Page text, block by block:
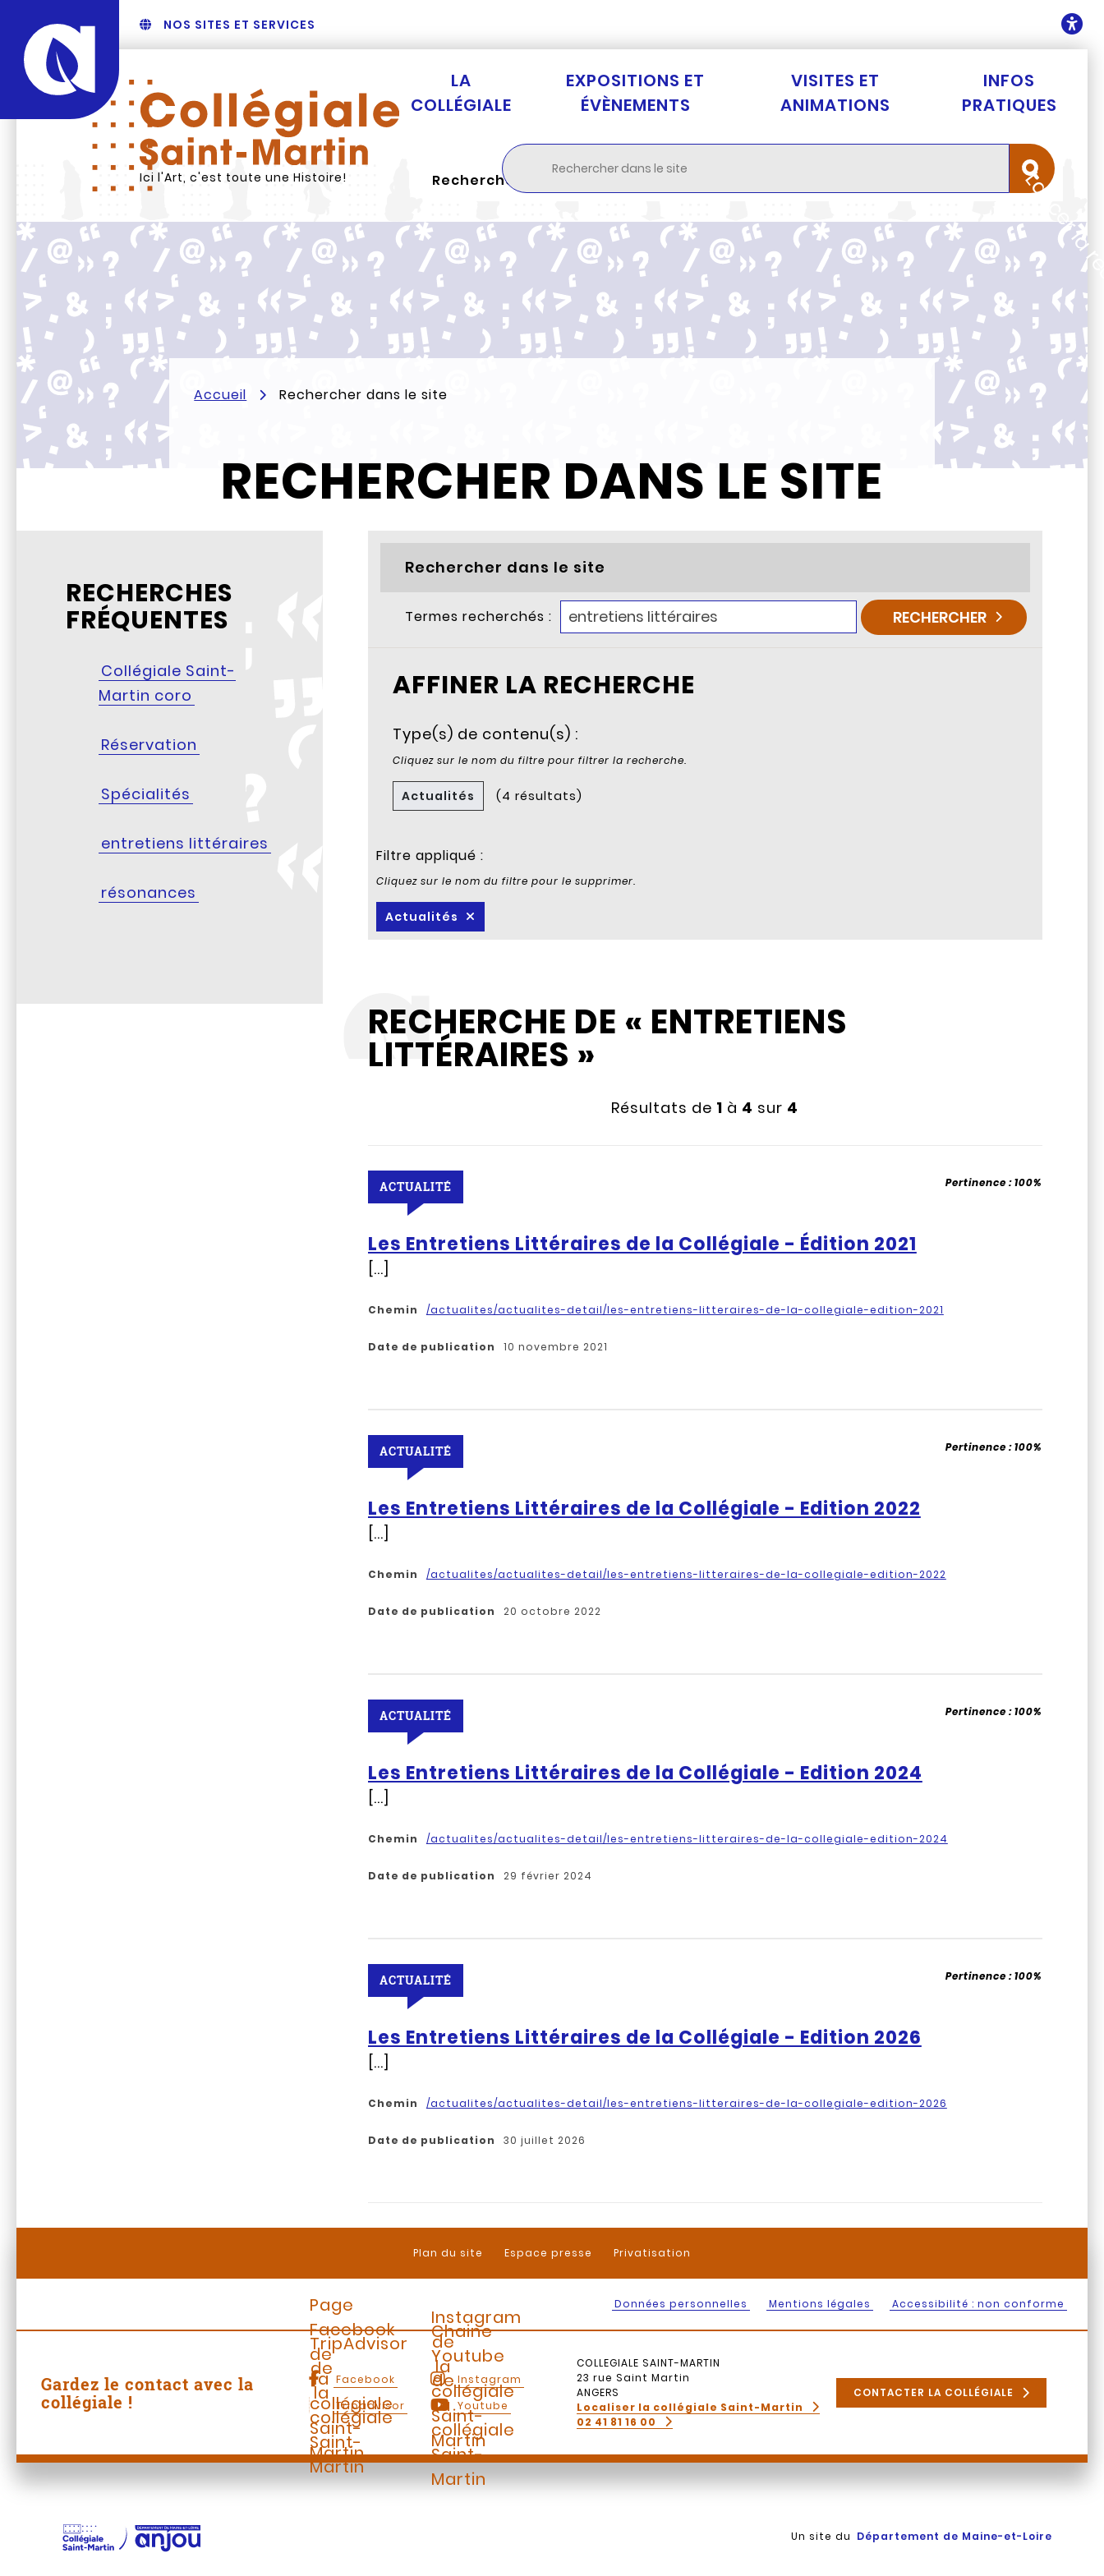
NOS SITES ET SERVICES
Ici l'Art, c'est toute une Histoire!
LA
COLLÉGIALE
EXPOSITIONS ET
ÉVÈNEMENTS
VISITES ET
ANIMATIONS
INFOS
PRATIQUES
Rechercher
Accueil Rechercher dans le site
RECHERCHER DANS LE SITE
RECHERCHES
FRÉQUENTES
Collégiale Saint-
Martin coro
Réservation
Spécialités
entretiens littéraires
résonances
Rechercher dans le site
Termes recherchés : RECHERCHER
AFFINER LA RECHERCHE
Type(s) de contenu(s) :
Cliquez sur le nom du filtre pour filtrer la recherche.
Actualités (4 résultats)
Filtre appliqué :
Cliquez sur le nom du filtre pour le supprimer.
Actualités
RECHERCHE DE « ENTRETIENS
LITTÉRAIRES »
Résultats de 1 à 4 sur 4
Les Entretiens Littéraires de la Collégiale - Édition 2021
ACTUALITÉ Pertinence :100%
[...]
Chemin /actualites/actualites-detail/les-entretiens-litteraires-de-la-collegiale-edition-2021
Date de publication 10 novembre 2021
Les Entretiens Littéraires de la Collégiale - Edition 2022
ACTUALITÉ Pertinence :100%
[...]
Chemin /actualites/actualites-detail/les-entretiens-litteraires-de-la-collegiale-edition-2022
Date de publication 20 octobre 2022
Les Entretiens Littéraires de la Collégiale - Edition 2024
ACTUALITÉ Pertinence :100%
[...]
Chemin /actualites/actualites-detail/les-entretiens-litteraires-de-la-collegiale-edition-2024
Date de publication 29 février 2024
Les Entretiens Littéraires de la Collégiale - Edition 2026
ACTUALITÉ Pertinence :100%
[...]
Chemin /actualites/actualites-detail/les-entretiens-litteraires-de-la-collegiale-edition-2026
Date de publication 30 juillet 2026
Plan du site Espace presse Privatisation
Données personnelles Mentions légales Accessibilité : non conforme
Gardez le contact avec la
collégiale !
Page
Facebook
de
la
collégiale
Saint-
Martin
Facebook
Instagram
de
la
collégiale
Saint-
Martin
Instagram
TripAdvisor
de
la
collégiale
Saint-
Martin
Tripadvisor
Chaine
Youtube
de
la
collégiale
Saint-
Martin
Youtube
COLLEGIALE SAINT-MARTIN
23 rue Saint Martin
ANGERS
Localiser la collégiale Saint-Martin
02 41 81 16 00
CONTACTER LA COLLÉGIALE
Un site du Département de Maine-et-Loire